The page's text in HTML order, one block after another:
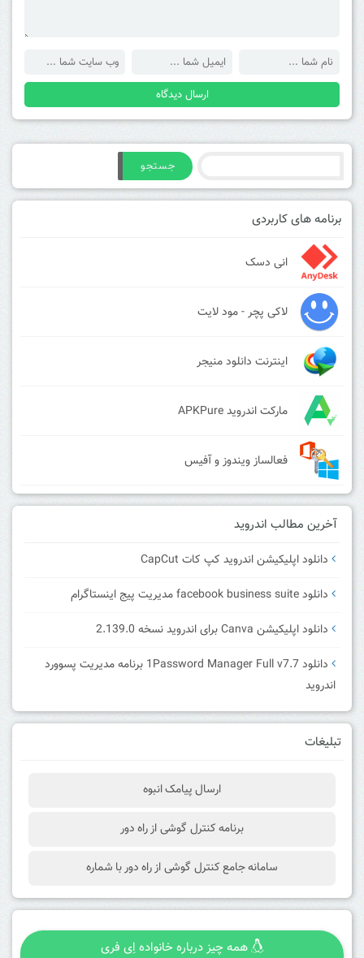
جستجو
برنامه های کاربردی
انی دسک
لاکی پچر - مود لایت
اینترنت دانلود منیجر
مارکت اندروید APKPure
فعالساز ویندوز و آفیس
آخرین مطالب اندروید
دانلود اپلیکیشن اندروید کپ کات CapCut
دانلود facebook business suite مدیریت پیج اینستاگرام
دانلود اپلیکیشن Canva برای اندروید نسخه 2.139.0
دانلود 1Password Manager Full v7.7 برنامه مدیریت پسوورد
اندروید
تبلیغات
ارسال پیامک انبوه
برنامه کنترل گوشی از راه دور
سامانه جامع کنترل گوشی از راه دور با شماره
همه چیز درباره خانواده اِی فری